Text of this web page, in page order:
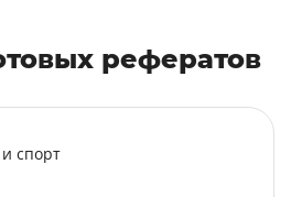
рефератов
спорт